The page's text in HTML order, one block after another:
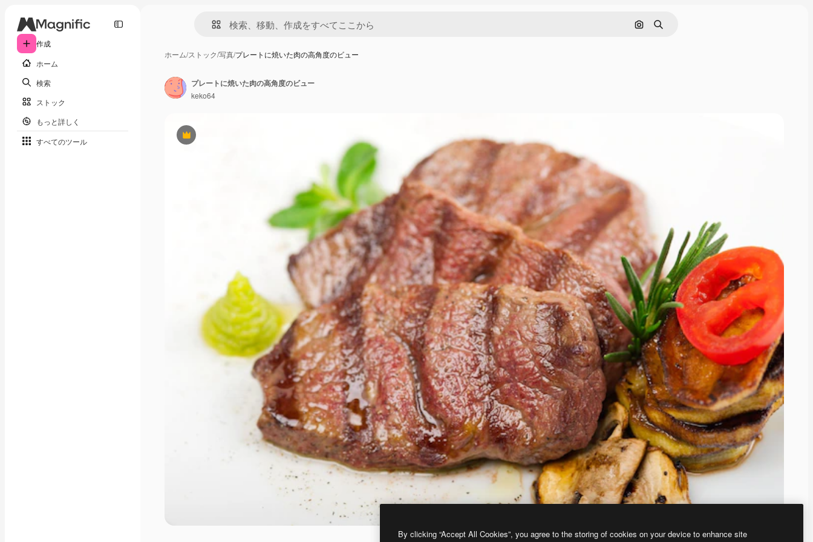
作成
ホーム
検索
ストック
もっと詳しく
すべてのツール
画像で検索
検索
ホーム/ストック/写真/プレートに焼いた肉の高角度のビュー
Premium
プレートに焼いた肉の高角度のビュー
keko64
By clicking “Accept All Cookies”, you agree to the storing of cookies on your device to enhance site